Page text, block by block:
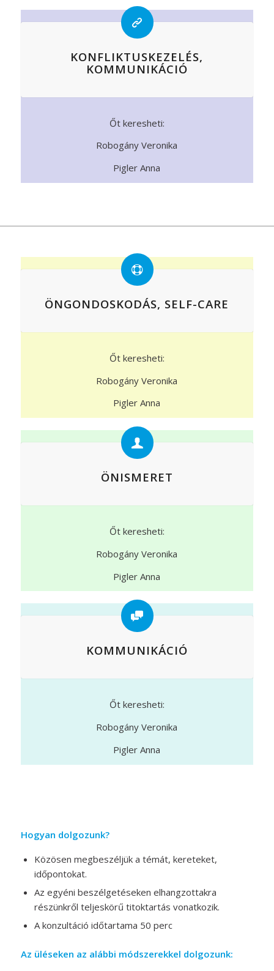
KONFLIKTUSKEZELÉS,
KOMMUNIKÁCIÓ
Őt keresheti:
Robogány Veronika
Pigler Anna
ÖNGONDOSKODÁS, SELF-CARE
Őt keresheti:
Robogány Veronika
Pigler Anna
ÖNISMERET
Őt keresheti:
Robogány Veronika
Pigler Anna
KOMMUNIKÁCIÓ
Őt keresheti:
Robogány Veronika
Pigler Anna
Hogyan dolgozunk?
Közösen megbeszéljük a témát, kereteket,
időpontokat.
Az egyéni beszélgetéseken elhangzottakra
részünkről teljeskörű titoktartás vonatkozik.
A konzultáció időtartama 50 perc
Az üléseken az alábbi módszerekkel dolgozunk: